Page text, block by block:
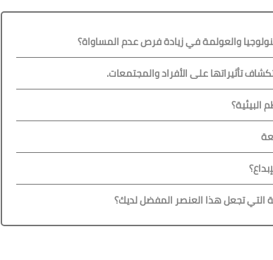
تأثيراتها على الأفراد والمجتمعات.
البيئية؟
التي تجعل هذا العنصر المفضل لديك؟